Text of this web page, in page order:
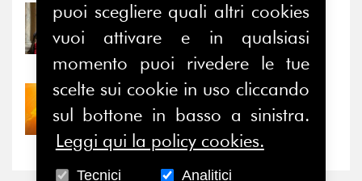
31/07/2026
Prima della pausa estiva,
il valore di...
30/07/2026
Nove anni dopo la
“grande cecità”: la...
puoi scegliere quali altri cookies
vuoi attivare e in qualsiasi
momento puoi rivedere le tue
scelte sui cookie in uso cliccando
sul bottone in basso a sinistra.
Leggi qui la policy cookies.
Tecnici Analitici